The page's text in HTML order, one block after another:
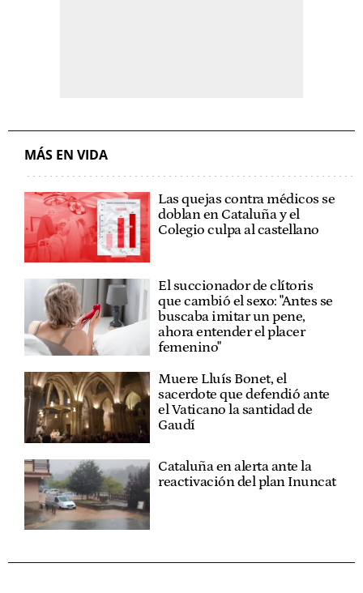
MÁS EN VIDA
Las quejas contra médicos se
doblan en Cataluña y el
Colegio culpa al castellano
El succionador de clítoris
que cambió el sexo: "Antes se
buscaba imitar un pene,
ahora entender el placer
femenino"
Muere Lluís Bonet, el
sacerdote que defendió ante
el Vaticano la santidad de
Gaudí
Cataluña en alerta ante la
reactivación del plan Inuncat